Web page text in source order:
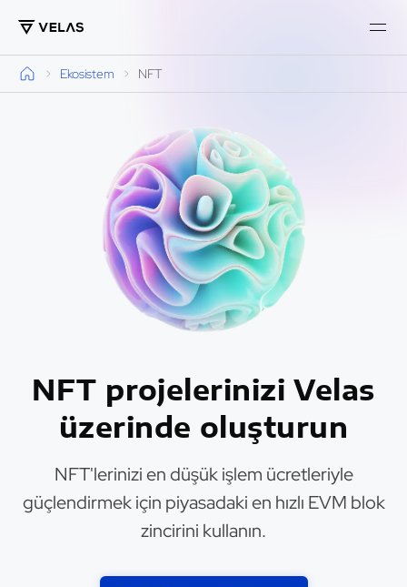
Ekosistem NFT
NFT projelerinizi Velas
üzerinde oluşturun
NFT'lerinizi en düşük işlem ücretleriyle
güçlendirmek için piyasadaki en hızlı EVM blok
zincirini kullanın.